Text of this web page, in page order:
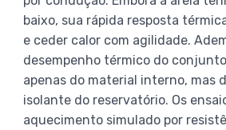
baixo, sua rápida resposta
e ceder calor com agilidade.
desempenho térmico do
apenas do material interno, mas
isolante do reservatório. Os
aquecimento simulado por